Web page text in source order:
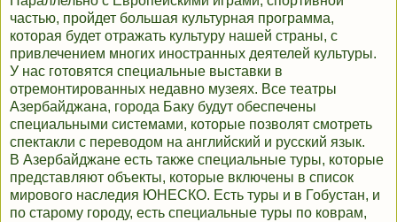
частью, пройдет большая культурная программа,
которая будет отражать культуру нашей страны, с
привлечением многих иностранных деятелей культуры.
У нас готовятся специальные выставки в
отремонтированных недавно музеях. Все театры
Азербайджана, города Баку будут обеспечены
специальными системами, которые позволят смотреть
спектакли с переводом на английский и русский язык.
В Азербайджане есть также специальные туры, которые
представляют объекты, которые включены в список
мирового наследия ЮНЕСКО. Есть туры и в Гобустан, и
по старому городу, есть специальные туры по коврам,